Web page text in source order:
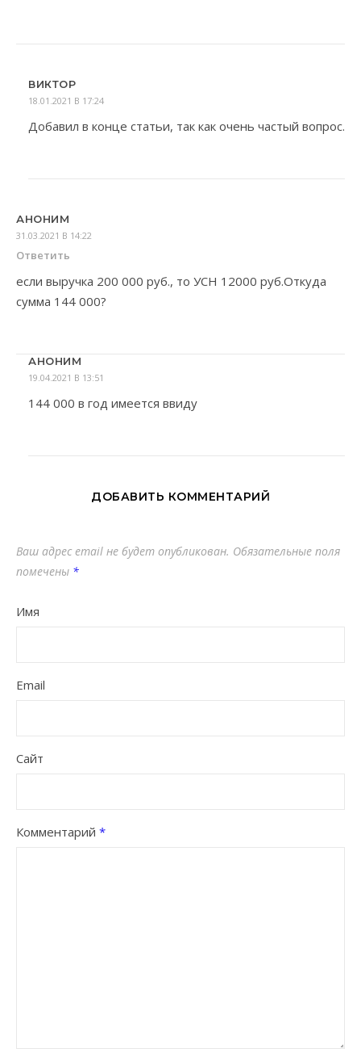
ВИКТОР
18.01.2021 В 17:24
Добавил в конце статьи, так как очень частый вопрос.
АНОНИМ
31.03.2021 В 14:22
Ответить
если выручка 200 000 руб., то УСН 12000 руб.Откуда
сумма 144 000?
АНОНИМ
19.04.2021 В 13:51
144 000 в год имеется ввиду
ДОБАВИТЬ КОММЕНТАРИЙ
Ваш адрес email не будет опубликован. Обязательные поля
помечены *
Имя
Email
Сайт
Комментарий *